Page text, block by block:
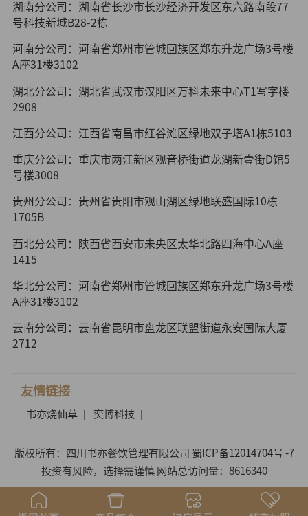
湖南分公司：湖南省长沙市长沙经济开发区东六路南段77
号科技新城B28-2栋
河南分公司：河南省郑州市管城回族区郑东升龙广场3号楼
A座31楼3102
湖北分公司：湖北省武汉市汉阳区万科未来中心T1写字楼
2908
江西分公司：江西省南昌市红谷滩区绿地双子塔A1栋5103
重庆分公司：重庆市两江新区观音桥街道龙湖新壹街D馆5
号楼3008
贵州分公司：贵州省贵阳市观山湖区绿地联盛国际10栋
1705B
西北分公司：陕西省西安市未央区太华北路四海中心A座
1415
华北分公司：河南省郑州市管城回族区郑东升龙广场3号楼
A座31楼3102
云南分公司：云南省昆明市盘龙区联盟街道永安国际大厦
2712
友情链接
书亦烧仙草 奕博科技
版权所有：四川书亦餐饮管理有限公司 蜀ICP备12014704号 -7
投资有风险，选择需谨慎 网站总访问量：8616340